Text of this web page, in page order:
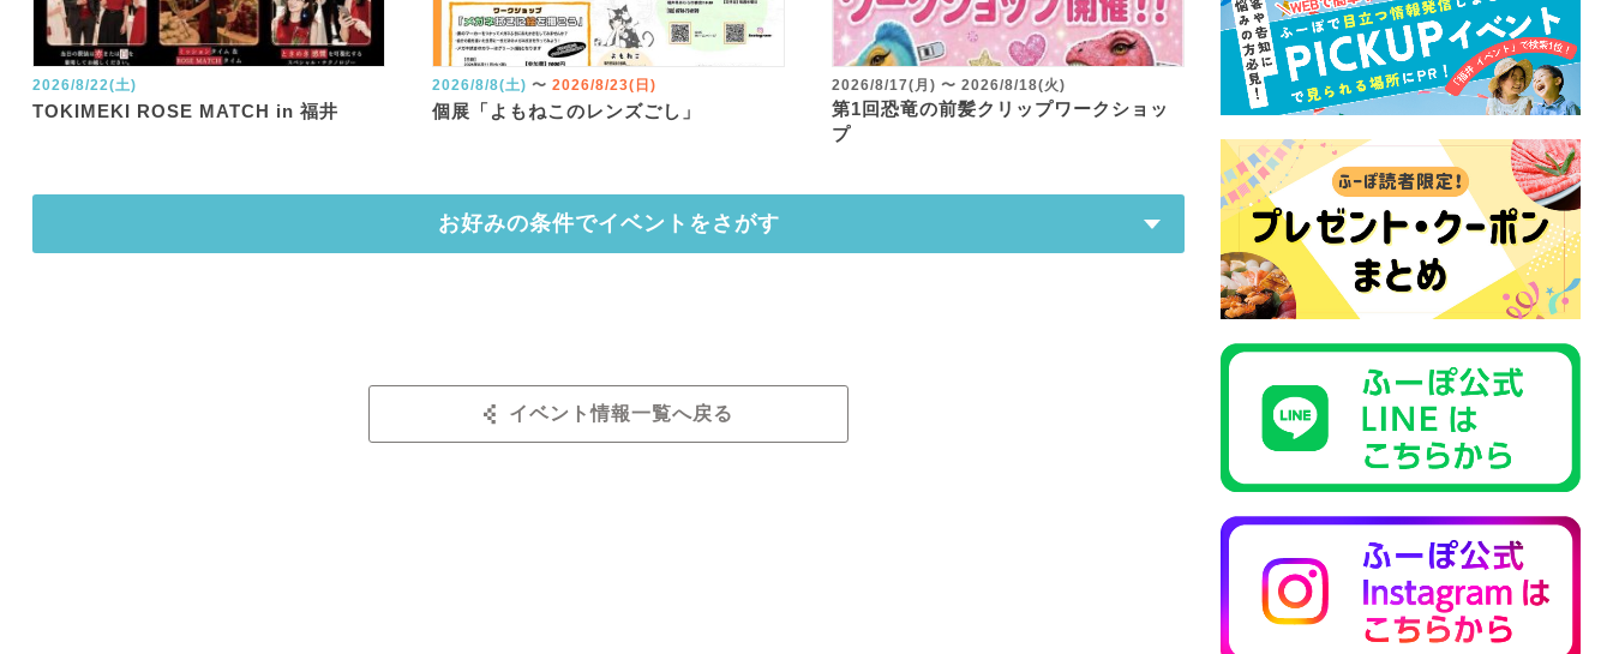
2026/8/22(土)
TOKIMEKI ROSE MATCH in 福井
2026/8/8(土) 〜 2026/8/23(日)
個展「よもねこのレンズごし」
2026/8/17(月) 〜 2026/8/18(火)
第1回恐竜の前髪クリップワークショッ
プ
お好みの条件でイベントをさがす
イベント情報一覧へ戻る